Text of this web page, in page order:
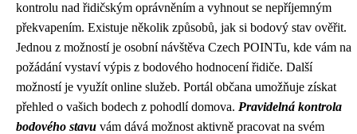
kontrolu nad řidičským oprávněním a vyhnout se nepříjemným
překvapením. Existuje několik způsobů, jak si bodový stav ověřit.
Jednou z možností je osobní návštěva Czech POINTu, kde vám na
požádání vystaví výpis z bodového hodnocení řidiče. Další
možností je využít online služeb. Portál občana umožňuje získat
přehled o vašich bodech z pohodlí domova. Pravidelná kontrola
bodového stavu vám dává možnost aktivně pracovat na svém